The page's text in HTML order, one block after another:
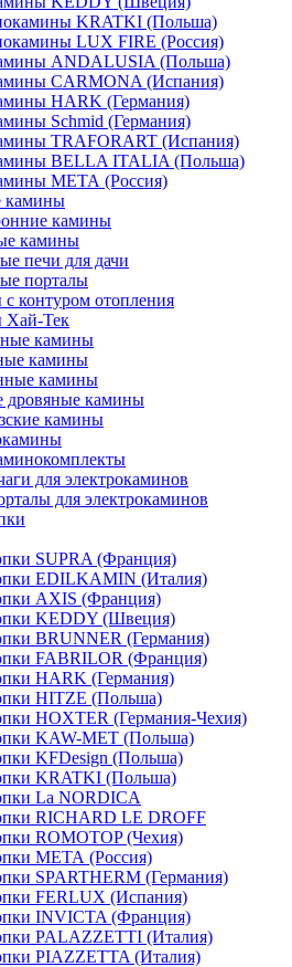
KRATKI (Польша)
LUX FIRE (Россия)
ANDALUSIA (Польша)
CARMONA (Испания)
HARK (Германия)
Schmid (Германия)
TRAFORART (Испания)
BELLA ITALIA (Польша)
МЕТА (Россия)
камины
камины
камины
печи для дачи
порталы
контуром отопления
Тек
камины
камины
камины
дровяные камины
камины
для электрокаминов
для электрокаминов
SUPRA (Франция)
EDILKAMIN (Италия)
AXIS (Франция)
KEDDY (Швеция)
BRUNNER (Германия)
FABRILOR (Франция)
HARK (Германия)
HITZE (Польша)
HOXTER (Германия-Чехия)
KAW-MET (Польша)
KFDesign (Польша)
KRATKI (Польша)
La NORDICA
RICHARD LE DROFF
ROMOTOP (Чехия)
МЕТА (Россия)
SPARTHERM (Германия)
FERLUX (Испания)
INVICTA (Франция)
PALAZZETTI (Италия)
PIAZZETTA (Италия)